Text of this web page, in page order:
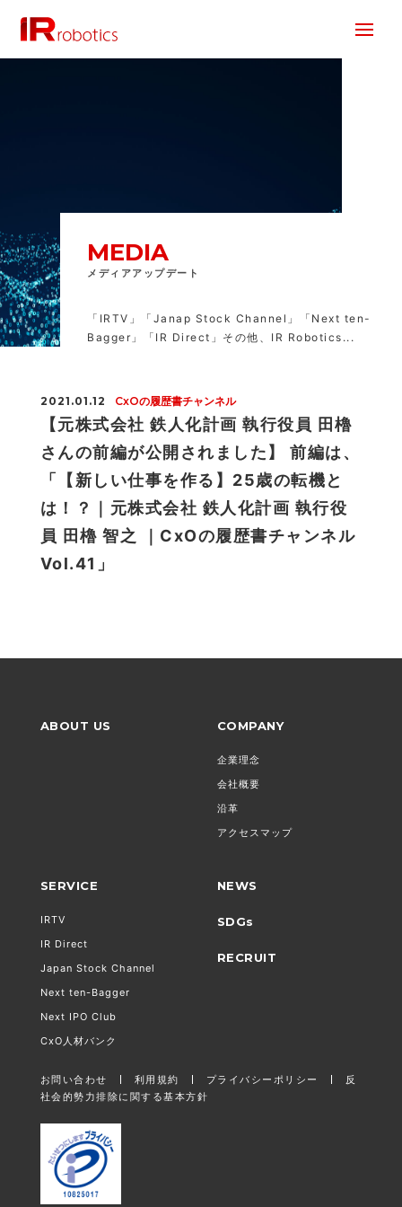
MEDIA
メディアアップデート
「IRTV」「Janap Stock Channel」「Next ten-
Bagger」「IR Direct」その他、IR Robotics...
2021.01.12 CxOの履歴書チャンネル
【元株式会社 鉄人化計画 執行役員 田櫓
さんの前編が公開されました】 前編は、
「【新しい仕事を作る】25歳の転機と
は！？｜元株式会社 鉄人化計画 執行役
員 田櫓 智之 ｜CxOの履歴書チャンネル
Vol.41」
ABOUT US COMPANY
企業理念
会社概要
沿革
アクセスマップ
SERVICE
IRTV
IR Direct
Japan Stock Channel
Next ten-Bagger
Next IPO Club
CxO人材バンク
NEWS
SDGs
RECRUIT
お問い合わせ 利用規約 プライバシーポリシー
反
社会的勢力排除に関する基本方針